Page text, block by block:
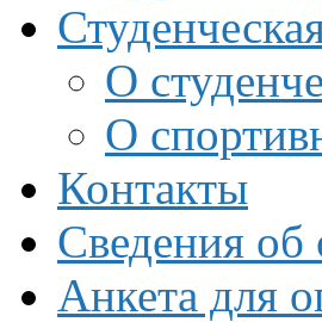
О
О
Контакты
Сведения об
Анкета для